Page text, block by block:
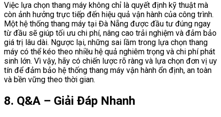
Việc lựa chọn thang máy không chỉ là quyết định kỹ thuật mà
còn ảnh hưởng trực tiếp đến hiệu quả vận hành của công trình.
Một hệ thống thang máy tại Đà Nẵng được đầu tư đúng ngay
từ đầu sẽ giúp tối ưu chi phí, nâng cao trải nghiệm và đảm bảo
giá trị lâu dài. Ngược lại, những sai lầm trong lựa chọn thang
máy có thể kéo theo nhiều hệ quả nghiêm trọng và chi phí phát
sinh lớn. Vì vậy, hãy có chiến lược rõ ràng và lựa chọn đơn vị uy
tín để đảm bảo hệ thống thang máy vận hành ổn định, an toàn
và bền vững theo thời gian.
8. Q&A – Giải Đáp Nhanh